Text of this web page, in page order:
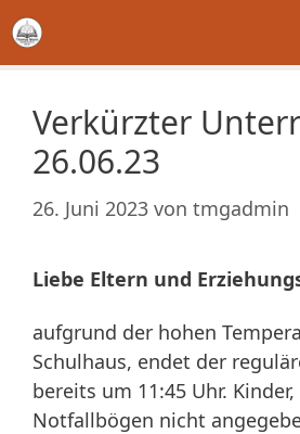
Zum
Inhalt
springen
Verkürzter
26.06.23
26. Juni 2023 von tmgadmin
Liebe Eltern und
aufgrund der hohen
Schulhaus, endet der
bereits um 11:45 Uhr.
Notfallbögen nicht